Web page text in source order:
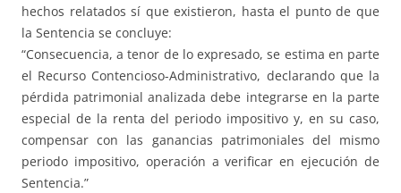
hechos relatados sí que existieron, hasta el punto de que
la Sentencia se concluye:
“Consecuencia, a tenor de lo expresado, se estima en parte
el Recurso Contencioso-Administrativo, declarando que la
pérdida patrimonial analizada debe integrarse en la parte
especial de la renta del periodo impositivo y, en su caso,
compensar con las ganancias patrimoniales del mismo
periodo impositivo, operación a verificar en ejecución de
Sentencia.”